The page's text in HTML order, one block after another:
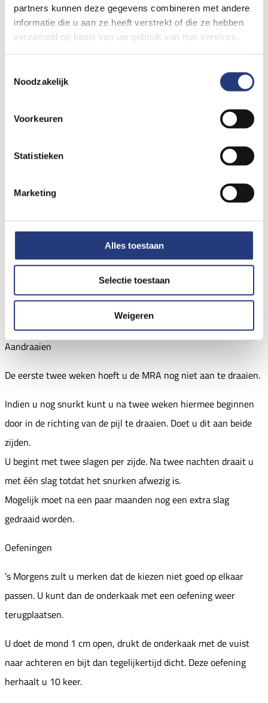
partners kunnen deze gegevens combineren met andere
informatie die u aan ze heeft verstrekt of die ze hebben
verzameld op basis van uw gebruik van hun services.
Noodzakelijk
Voorkeuren
Statistieken
Marketing
Alles toestaan
Selectie toestaan
Weigeren
De beugel dient u eerst boven en vervolgens onder te plaatsen.
Na één nacht dragen ervaart u wel of geen pijn in de wangen.
2 x paracetamol van 500 mg of
1 x ibuprofen van 400 mg gedurende twee weken.
tandenborstel. Bij voorkeur niet met tandpasta, omdat dit
krasjes maakt in het plaatje. Doe dit ’s ochtends meteen na het
opstaan.
Laat de MRA een keer per maand 30 minuten weken in een
oplossing van azijn met water (1:1).
Aandraaien
De eerste twee weken hoeft u de MRA nog niet aan te draaien.
Indien u nog snurkt kunt u na twee weken hiermee beginnen
door in de richting van de pijl te draaien. Doet u dit aan beide
zijden.
U begint met twee slagen per zijde. Na twee nachten draait u
met één slag totdat het snurken afwezig is.
Mogelijk moet na een paar maanden nog een extra slag
gedraaid worden.
Oefeningen
’s Morgens zult u merken dat de kiezen niet goed op elkaar
passen. U kunt dan de onderkaak met een oefening weer
terugplaatsen.
U doet de mond 1 cm open, drukt de onderkaak met de vuist
naar achteren en bijt dan tegelijkertijd dicht. Deze oefening
herhaalt u 10 keer.